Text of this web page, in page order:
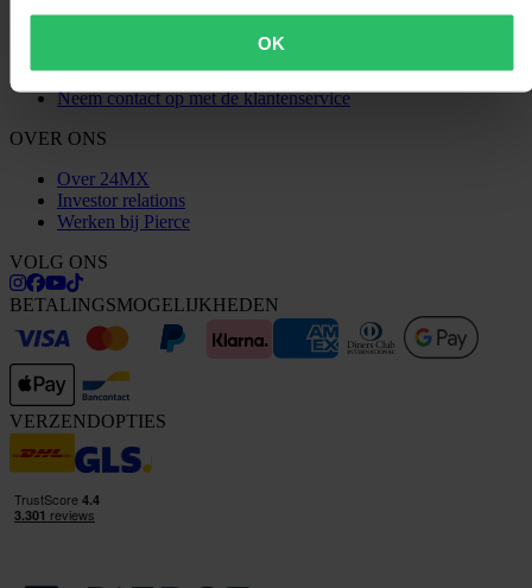
OK
Vragen & antwoorden
Neem contact op met de klantenservice
OVER ONS
Over 24MX
Investor relations
Werken bij Pierce
VOLG ONS
BETALINGSMOGELIJKHEDEN
VERZENDOPTIES